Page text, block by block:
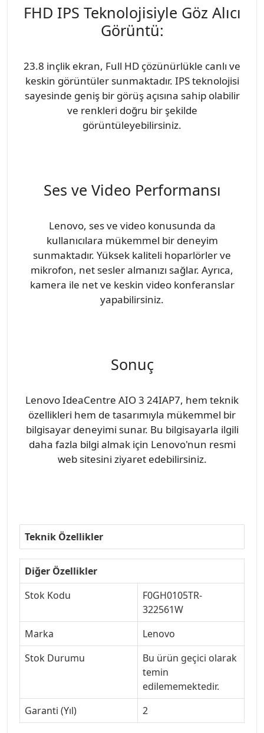
FHD IPS Teknolojisiyle Göz Alıcı
Görüntü:
23.8 inçlik ekran, Full HD çözünürlükle canlı ve
keskin görüntüler sunmaktadır. IPS teknolojisi
sayesinde geniş bir görüş açısına sahip olabilir
ve renkleri doğru bir şekilde
görüntüleyebilirsiniz.
Ses ve Video Performansı
Lenovo, ses ve video konusunda da
kullanıcılara mükemmel bir deneyim
sunmaktadır. Yüksek kaliteli hoparlörler ve
mikrofon, net sesler almanızı sağlar. Ayrıca,
kamera ile net ve keskin video konferanslar
yapabilirsiniz.
Sonuç
Lenovo IdeaCentre AIO 3 24IAP7, hem teknik
özellikleri hem de tasarımıyla mükemmel bir
bilgisayar deneyimi sunar. Bu bilgisayarla ilgili
daha fazla bilgi almak için Lenovo'nun resmi
web sitesini ziyaret edebilirsiniz.
Teknik Özellikler
Diğer Özellikler
Stok Kodu
F0GH0105TR-
322561W
Marka
Lenovo
Stok Durumu
Bu ürün geçici olarak
temin
edilememektedir.
Garanti (Yıl)
2